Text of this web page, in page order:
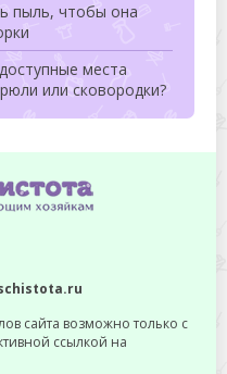
пыль, чтобы она
места
или сковородки?
сайта возможно только с
ссылкой на